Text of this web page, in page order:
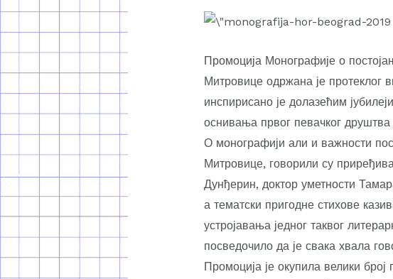
Промоција Монографије о
Митровице одржана је протеклог
инспирисано је долазећим
оснивања првог певачког
О монографији али и важности
Митровице, говорили су
Дунђерин, доктор уметности
а тематски пригодне стихове
устројавања једног таквог
посведочило да је свака хвала
Промоција је окупила велики